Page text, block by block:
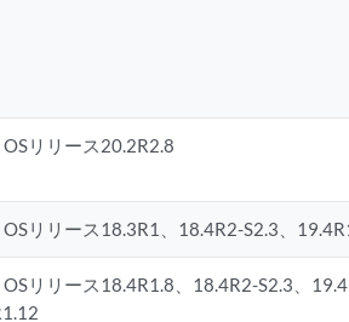
OSリリース20.2R2.8
OSリリース18.3R1、18.4R2-S2.3、
OSリリース18.4R1.8、18.4R2-S2.3、